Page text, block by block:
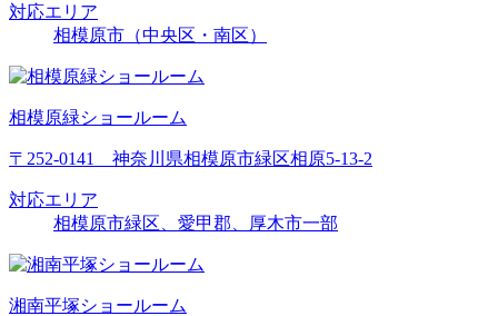
対応エリア
相模原市（中央区・南区）
相模原緑ショールーム
〒252-0141 神奈川県相模原市緑区相原5-13-2
対応エリア
相模原市緑区、愛甲郡、厚木市一部
湘南平塚ショールーム